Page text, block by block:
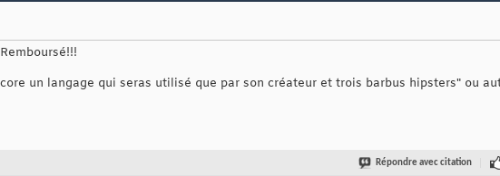
un langage qui seras utilisé que par son créateur et trois barbus hipsters" ou
Répondre avec citation